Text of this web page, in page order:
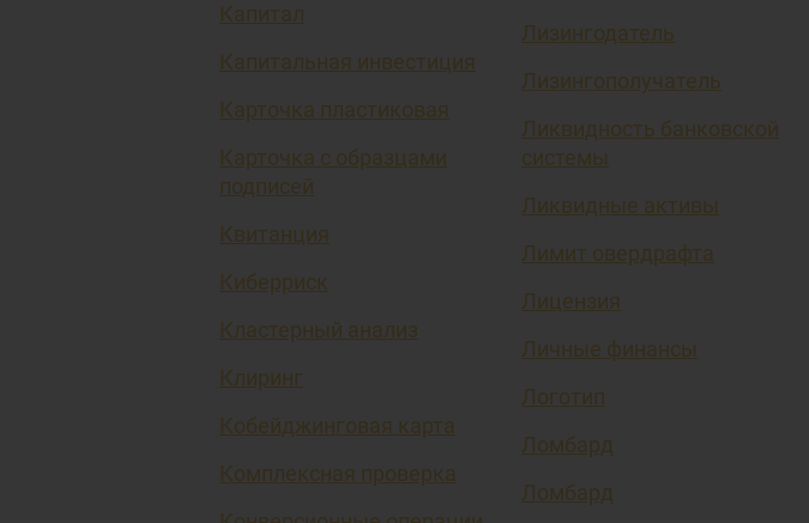
Капитал
Капитальная инвестиция
Карточка пластиковая
Карточка с образцами
подписей
Квитанция
Киберриск
Кластерный анализ
Клиринг
Кобейджинговая карта
Комплексная проверка
Лизингодатель
Лизингополучатель
Ликвидность банковской
системы
Ликвидные активы
Лимит овердрафта
Лицензия
Личные финансы
Логотип
Ломбард
Ломбард